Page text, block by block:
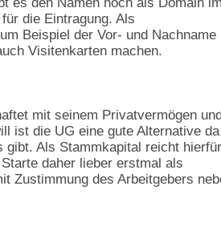
die Eintragung. Als
Beispiel der Vor- und Nachname
Visitenkarten machen.
mit seinem Privatvermögen
ist die UG eine gute Alternative
gibt. Als Stammkapital reicht
daher lieber erstmal als
Zustimmung des Arbeitgebers